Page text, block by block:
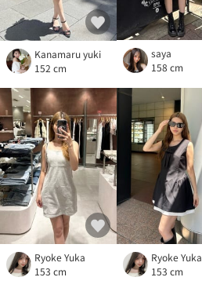
Kanamaru yuki
152 cm
saya
158 cm
Ryoke Yuka
153 cm
Ryoke Yuka
153 cm